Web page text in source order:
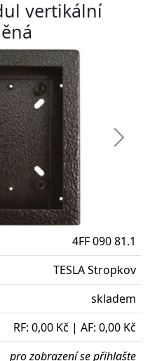
vertikální
Další
4FF 090 81.1
TESLA Stropkov
skladem
RF: 0,00 Kč | AF: 0,00 Kč
pro zobrazení se přihlašte